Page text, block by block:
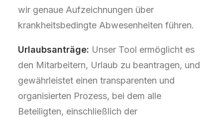
wir genaue Aufzeichnungen über
krankheitsbedingte Abwesenheiten führen.
Urlaubsanträge: Unser Tool ermöglicht es
den Mitarbeitern, Urlaub zu beantragen, und
gewährleistet einen transparenten und
organisierten Prozess, bei dem alle
Beteiligten, einschließlich der